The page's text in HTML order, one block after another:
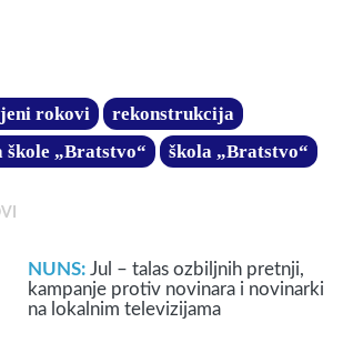
rokovi
rekonstrukcija
„Bratstvo“
škola „Bratstvo“
NUNS:Jul – talas ozbiljnih pretnji,
kampanje protiv novinara i novinarki
na lokalnim televizijama